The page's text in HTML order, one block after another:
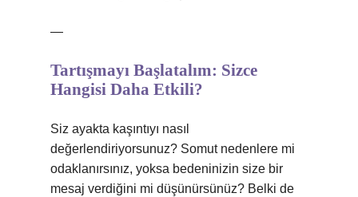
—
Tartışmayı Başlatalım: Sizce
Hangisi Daha Etkili?
Siz ayakta kaşıntıyı nasıl
değerlendiriyorsunuz? Somut nedenlere mi
odaklanırsınız, yoksa bedeninizin size bir
mesaj verdiğini mi düşünürsünüz? Belki de